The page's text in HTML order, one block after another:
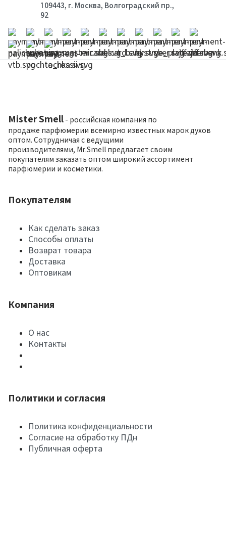
109443, г. Москва, Волгоградский пр.,
92
Mister Smell - российская компания по
продаже парфюмерии всемирно известных марок духов
оптом. Сотрудничая с ведущими
производителями, Mr.Smell предлагает своим
покупателям заказать оптом широкий ассортимент
парфюмерии и косметики.
Покупателям
Как сделать заказ
Способы оплаты
Возврат товара
Доставка
Оптовикам
Компания
О нас
Контакты
Политики и согласия
Политика конфиденциальности
Согласие на обработку ПДн
Публичная оферта